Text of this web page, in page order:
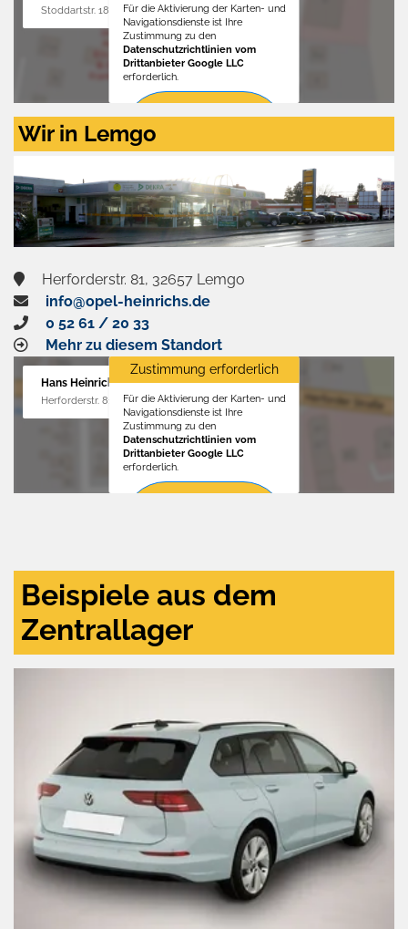
Stoddartstr. 18, 32758 DetmoldFür die Aktivierung der Karten- und
Navigationsdienste ist Ihre
Zustimmung zu den
Datenschutzrichtlinien vom
Drittanbieter Google LLC
erforderlich.
Zustimmen
aktivieren
Wir in Lemgo
Herforderstr. 81, 32657 Lemgo
info@opel-heinrichs.de
0 52 61 / 20 33
Mehr zu diesem Standort
Hans Heinrichs GmbH
Herforderstr. 81, 32657 Lemgo
Zustimmung erforderlich
Für die Aktivierung der Karten- und
Navigationsdienste ist Ihre
Zustimmung zu den
Datenschutzrichtlinien vom
Drittanbieter Google LLC
erforderlich.
Beispiele aus dem
Zentrallager